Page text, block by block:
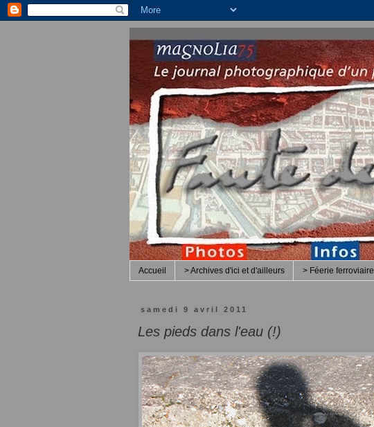
Accueil > Archives d'ici et d'ailleurs > Féerie ferroviaire
samedi 9 avril 2011
Les pieds dans l'eau (!)